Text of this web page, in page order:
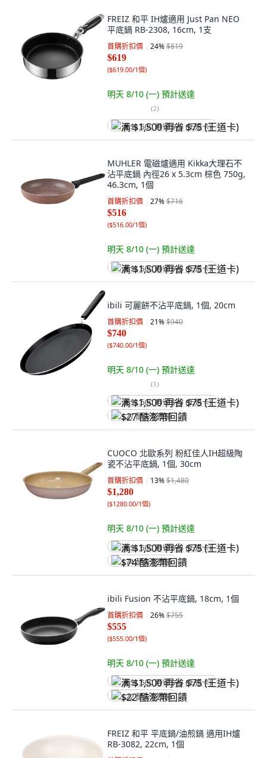
FREIZ 和平 IH爐適用 Just Pan NEO
平底鍋 RB-2308, 16cm, 1支
首購折扣價 24%$819
$619
($619.00/1個)
明天 8/10 (一) 預計送達
(2)
满 $1,500 再省 $75 (王道卡)
MUHLER 電磁爐適用 Kikka大理石不
沾平底鍋 內徑26 x 5.3cm 棕色 750g,
46.3cm, 1個
首購折扣價 27%$716
$516
($516.00/1個)
明天 8/10 (一) 預計送達
满 $1,500 再省 $75 (王道卡)
ibili 可麗餅不沾平底鍋, 1個, 20cm
首購折扣價 21%$940
$740
($740.00/1個)
明天 8/10 (一) 預計送達
(1)
满 $1,500 再省 $75 (王道卡)
$27 酷澎幣回饋
CUOCO 北歐系列 粉紅佳人IH超級陶
瓷不沾平底鍋, 1個, 30cm
首購折扣價 13%$1,480
$1,280
($1280.00/1個)
明天 8/10 (一) 預計送達
满 $1,500 再省 $75 (王道卡)
$74 酷澎幣回饋
ibili Fusion 不沾平底鍋, 18cm, 1個
首購折扣價 26%$755
$555
($555.00/1個)
明天 8/10 (一) 預計送達
满 $1,500 再省 $75 (王道卡)
$22 酷澎幣回饋
FREIZ 和平 平底鍋/油煎鍋 適用IH爐
RB-3082, 22cm, 1個